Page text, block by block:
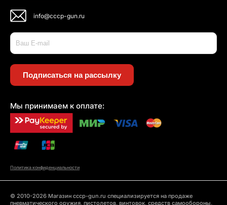
info@cccp-gun.ru
Подписаться на рассылку
Мы принимаем к оплате:
Политика конфиденциальности
© 2010-2026 Магазин cccp-gun.ru специализируется на продаже
пневматического оружия, пистолетов, винтовок, средств самообороны,